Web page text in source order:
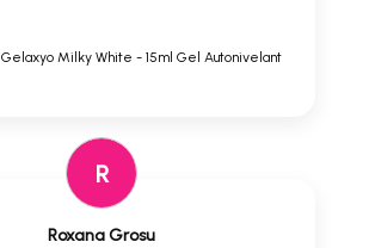
Gelaxyo Milky White - 15ml Gel Autonivelant
R
Roxana Grosu